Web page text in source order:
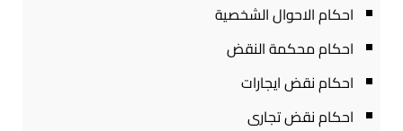
احكام الاحوال الشخصية
احكام محكمة النقض
احكام نقض ايجارات
احكام نقض تجارى